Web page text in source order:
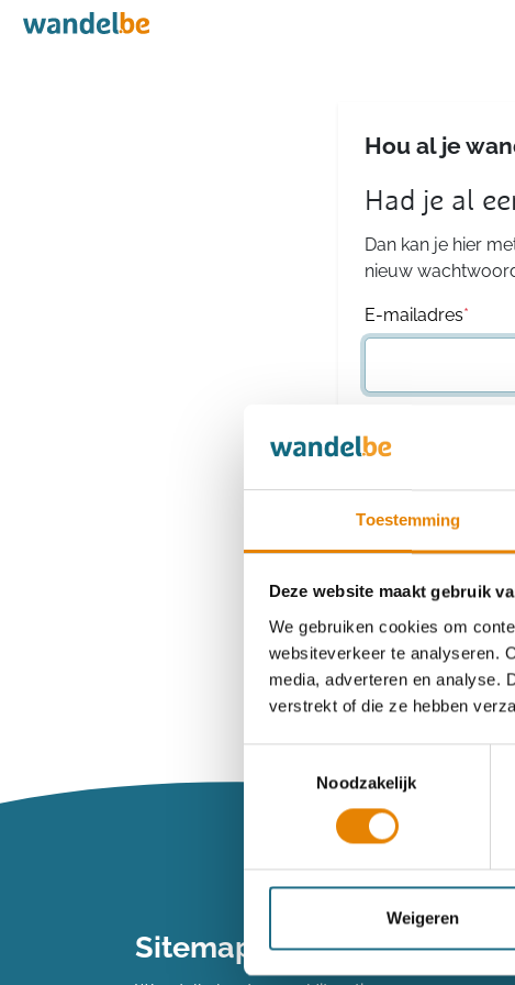
Toestemming
Deze website maakt gebruik
We gebruiken cookies om
websiteverkeer te analyseren.
media, adverteren en analyse.
verstrekt of die ze hebben
Noodzakelijk
Weigeren
Home
Hou al je
Had je al
Dan kan je hier
nieuw
E-mailadres*
Heb je nog
Maak een
Vind je je weg
Sitemap